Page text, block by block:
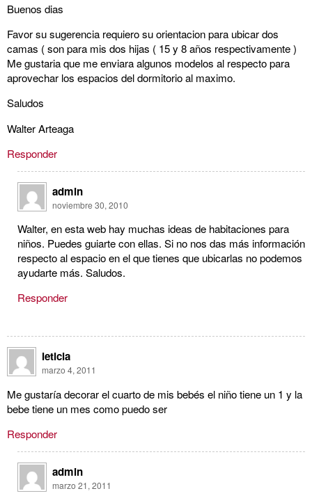
Buenos dias
Favor su sugerencia requiero su orientacion para ubicar dos
camas ( son para mis dos hijas ( 15 y 8 años respectivamente )
Me gustaria que me enviara algunos modelos al respecto para
aprovechar los espacios del dormitorio al maximo.
Saludos
Walter Arteaga
Responder
admin
noviembre 30, 2010
Walter, en esta web hay muchas ideas de habitaciones para
niños. Puedes guiarte con ellas. Si no nos das más información
respecto al espacio en el que tienes que ubicarlas no podemos
ayudarte más. Saludos.
Responder
leticia
marzo 4, 2011
Me gustaría decorar el cuarto de mis bebés el niño tiene un 1 y la
bebe tiene un mes como puedo ser
Responder
admin
marzo 21, 2011